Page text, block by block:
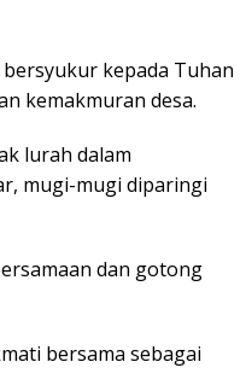
kepada Tuhan
kemakmuran desa.
lurah dalam
mugi-mugi diparingi
dan gotong
bersama sebagai